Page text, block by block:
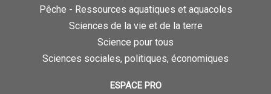
Pêche - Ressources aquatiques et aquacoles
Sciences de la vie et de la terre
Science pour tous
Sciences sociales, politiques, économiques
ESPACE PRO